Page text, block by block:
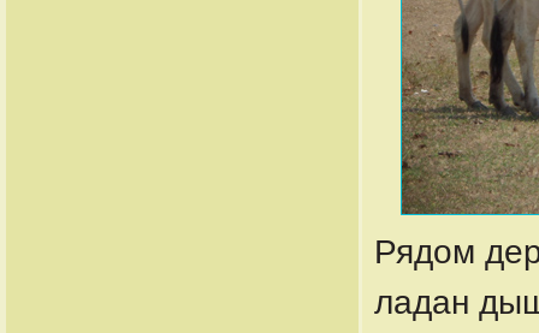
Рядом
ладан